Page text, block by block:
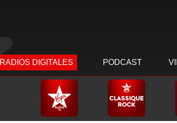
RADIOS DIGITALES PODCAST